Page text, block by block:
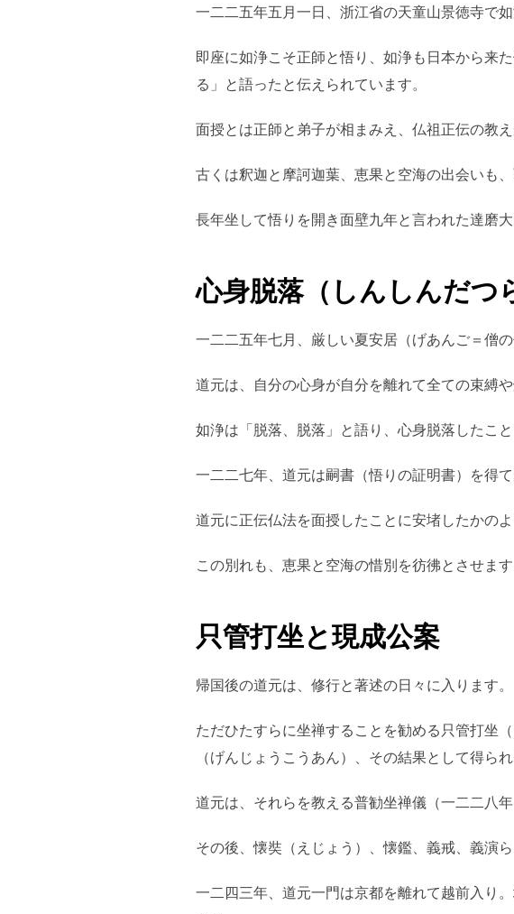
一二二五年五月一日、浙江省の天童山景徳寺で如
即座に如浄こそ正師と悟り、如浄も日本から来
る」と語ったと伝えられています。
面授とは正師と弟子が相まみえ、仏祖正伝の教
古くは釈迦と摩訶迦葉、恵果と空海の出会いも
長年坐して悟りを開き面壁九年と言われた達磨
心身脱落（しんしんだつ
一二二五年七月、厳しい夏安居（げあんご＝僧
道元は、自分の心身が自分を離れて全ての束縛
如浄は「脱落、脱落」と語り、心身脱落したこ
一二二七年、道元は嗣書（悟りの証明書）を得て
道元に正伝仏法を面授したことに安堵したかの
この別れも、恵果と空海の惜別を彷彿とさせます
只管打坐と現成公案
帰国後の道元は、修行と著述の日々に入ります。
ただひたすらに坐禅することを勧める只管打坐
（げんじょうこうあん）、その結果として得ら
道元は、それらを教える普勧坐禅儀（一二二八
その後、懐奘（えじょう）、懐鑑、義戒、義演
一二四三年、道元一門は京都を離れて越前入り